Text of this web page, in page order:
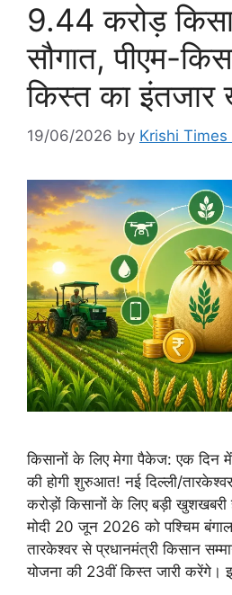
9.44 करोड़
सौगात, पीएम-
किस्त का इंतजार
19/06/2026 by Krishi Times
किसानों के लिए मेगा पैकेज: एक दिन
की होगी शुरुआत! नई दिल्ली/
करोड़ों किसानों के लिए बड़ी खुशखबरी
मोदी 20 जून 2026 को पश्चिम
तारकेश्वर से प्रधानमंत्री किसान
योजना की 23वीं किस्त जारी करेंगे।